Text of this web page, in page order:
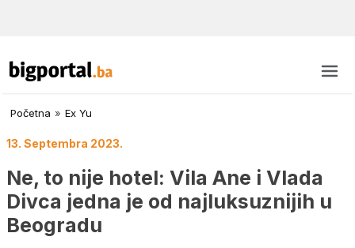
Početna » Ex Yu
13. Septembra 2023.
Ne, to nije hotel: Vila Ane i Vlada
Divca jedna je od najluksuznijih u
Beogradu